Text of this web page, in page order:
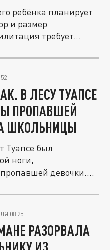
ребёнка планирует
и размер
требует...
В ЛЕСУ ТУАПСЕ
ПРОПАВШЕЙ
ШКОЛЬНИЦЫ
Туапсе был
ноги,
девочки.
08:25
РАЗОРВАЛА